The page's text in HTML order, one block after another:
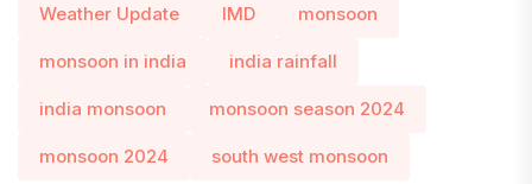
Weather Update IMD monsoon
monsoon in india india rainfall
india monsoon monsoon season 2024
monsoon 2024 south west monsoon